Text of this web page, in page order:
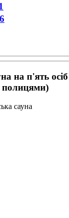
на п'ять
полицями)